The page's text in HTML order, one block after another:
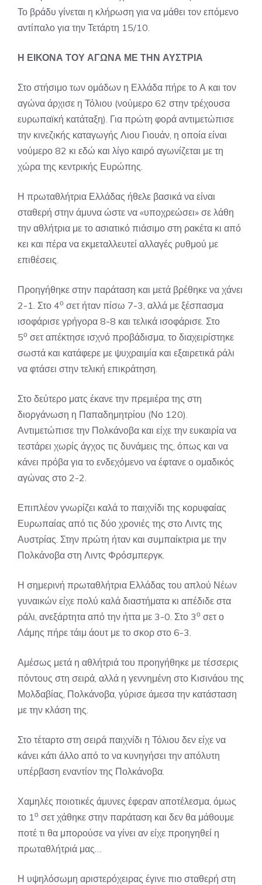
Το βράδυ γίνεται η κλήρωση για να μάθει τον επόμενο
αντίπαλο για την Τετάρτη 15/10.
Η ΕΙΚΟΝΑ ΤΟΥ ΑΓΩΝΑ ΜΕ ΤΗΝ ΑΥΣΤΡΙΑ
Στο στήσιμο των ομάδων η Ελλάδα πήρε το Α και τον
αγώνα άρχισε η Τόλιου (νούμερο 62 στην τρέχουσα
ευρωπαϊκή κατάταξη). Για πρώτη φορά αντιμετώπισε
την κινεζικής καταγωγής Λιου Γιουάν, η οποία είναι
νούμερο 82 κι εδώ και λίγο καιρό αγωνίζεται με τη
χώρα της κεντρικής Ευρώπης.
Η πρωταθλήτρια Ελλάδας ήθελε βασικά να είναι
σταθερή στην άμυνα ώστε να «υποχρεώσει» σε λάθη
την αθλήτρια με το ασιατικό πιάσιμο στη ρακέτα κι από
κει και πέρα να εκμεταλλευτεί αλλαγές ρυθμού με
επιθέσεις.
Προηγήθηκε στην παράταση και μετά βρέθηκε να χάνει
2-1. Στο 4ο σετ ήταν πίσω 7-3, αλλά με ξέσπασμα
ισοφάρισε γρήγορα 8-8 και τελικά ισοφάρισε. Στο
5ο σετ απέκτησε ισχνό προβάδισμα, το διαχειρίστηκε
σωστά και κατάφερε με ψυχραιμία και εξαιρετικά ράλι
να φτάσει στην τελική επικράτηση.
Στο δεύτερο ματς έκανε την πρεμιέρα της στη
διοργάνωση η Παπαδημητρίου (Νο 120).
Αντιμετώπισε την Πολκάνοβα και είχε την ευκαιρία να
τεστάρει χωρίς άγχος τις δυνάμεις της, όπως και να
κάνει πρόβα για το ενδεχόμενο να έφτανε ο ομαδικός
αγώνας στο 2-2.
Επιπλέον γνωρίζει καλά το παιχνίδι της κορυφαίας
Ευρωπαίας από τις δύο χρονιές της στο Λιντς της
Αυστρίας. Στην πρώτη ήταν και συμπαίκτρια με την
Πολκάνοβα στη Λιντς Φρόσμπεργκ.
Η σημερινή πρωταθλήτρια Ελλάδας του απλού Νέων
γυναικών είχε πολύ καλά διαστήματα κι απέδιδε στα
ράλι, ανεξάρτητα από την ήττα με 3-0. Στο 3ο σετ ο
Λάμης πήρε τάιμ άουτ με το σκορ στο 6-3.
Αμέσως μετά η αθλήτριά του προηγήθηκε με τέσσερις
πόντους στη σειρά, αλλά η γεννημένη στο Κισινάου της
Μολδαβίας, Πολκάνοβα, γύρισε άμεσα την κατάσταση
με την κλάση της.
Στο τέταρτο στη σειρά παιχνίδι η Τόλιου δεν είχε να
κάνει κάτι άλλο από το να κυνηγήσει την απόλυτη
υπέρβαση εναντίον της Πολκάνοβα.
Χαμηλές ποιοτικές άμυνες έφεραν αποτέλεσμα, όμως
το 1ο σετ χάθηκε στην παράταση και δεν θα μάθουμε
ποτέ τι θα μπορούσε να γίνει αν είχε προηγηθεί η
πρωταθλήτριά μας…
Η υψηλόσωμη αριστερόχειρας έγινε πιο σταθερή στη